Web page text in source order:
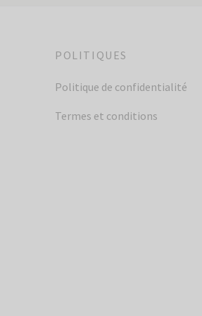
POLITIQUES
Politique de confidentialité
Termes et conditions